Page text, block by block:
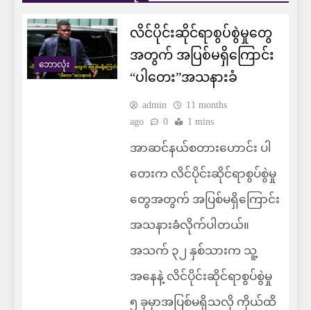
ဘောလုံး
လိင်ပိုင်းဆိုင်ရာစွပ်စွဲမှုတွေ
အတွက် အပြစ်မရှိကြောင်း
“ပါတေး”အသနားခံ
admin
11 months
ago
0 1 mins
အာဆင်နယ်စတားဟောင်း ပါ
တေးက လိင်ပိုင်းဆိုင်ရာစွပ်စွဲမှု
တွေအတွက် အပြစ်မရှိကြောင်း
အသနားခံလိုက်ပါတယ်။
အသက် ၃၂ နှစ်သားက သူ့
အနေနဲ့ လိင်ပိုင်းဆိုင်ရာစွပ်စွဲမှု
၅ ခုမှာအပြစ်မရှိသလို ကိုယ်ထိ